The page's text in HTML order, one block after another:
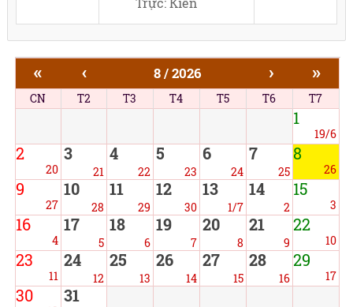
« ‹ 8 / 2026 › »
CN T2 T3 T4 T5 T6 T7
1
19/6
2
20
3
21
4
22
5
23
6
24
7
25
8
26
9
27
10
28
11
29
12
30
13
1/7
14
2
15
3
16
4
17
5
18
6
19
7
20
8
21
9
22
10
23
11
24
12
25
13
26
14
27
15
28
16
29
17
30 31